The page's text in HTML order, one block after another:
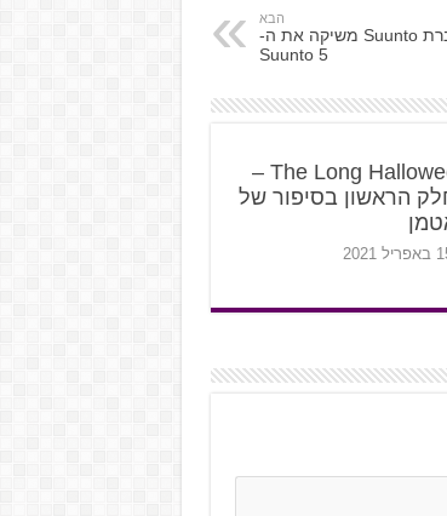
הבא
חברת Suunto משיקה את ה-
Suunto 5
The Long Halloween –
הראשון בסיפור של
2021